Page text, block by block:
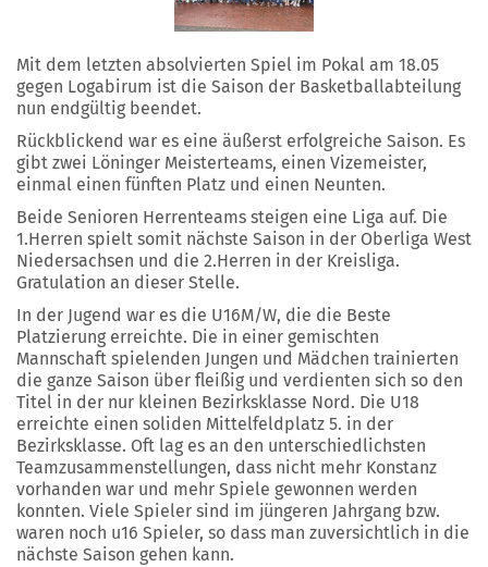
Mit dem letzten absolvierten Spiel im Pokal am 18.05
gegen Logabirum ist die Saison der Basketballabteilung
nun endgültig beendet.
Rückblickend war es eine äußerst erfolgreiche Saison. Es
gibt zwei Löninger Meisterteams, einen Vizemeister,
einmal einen fünften Platz und einen Neunten.
Beide Senioren Herrenteams steigen eine Liga auf. Die
1.Herren spielt somit nächste Saison in der Oberliga West
Niedersachsen und die 2.Herren in der Kreisliga.
Gratulation an dieser Stelle.
In der Jugend war es die U16M/W, die die Beste
Platzierung erreichte. Die in einer gemischten
Mannschaft spielenden Jungen und Mädchen trainierten
die ganze Saison über fleißig und verdienten sich so den
Titel in der nur kleinen Bezirksklasse Nord. Die U18
erreichte einen soliden Mittelfeldplatz 5. in der
Bezirksklasse. Oft lag es an den unterschiedlichsten
Teamzusammenstellungen, dass nicht mehr Konstanz
vorhanden war und mehr Spiele gewonnen werden
konnten. Viele Spieler sind im jüngeren Jahrgang bzw.
waren noch u16 Spieler, so dass man zuversichtlich in die
nächste Saison gehen kann.